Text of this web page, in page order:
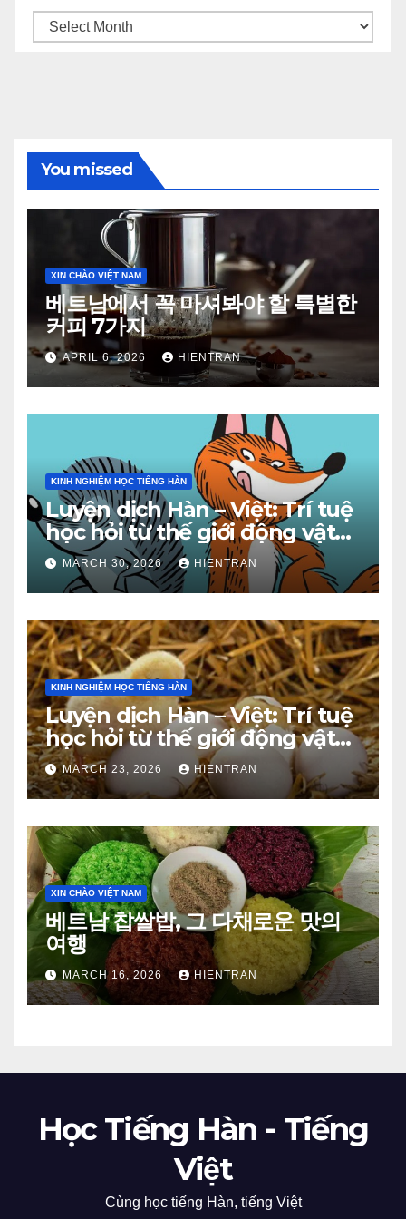
Archives
You missed
XIN CHÀO VIỆT NAM
베트남에서 꼭 마셔봐야 할 특별한
커피 7가지
APRIL 6, 2026 HIENTRAN
KINH NGHIỆM HỌC TIẾNG HÀN
Luyện dịch Hàn – Việt: Trí tuệ
học hỏi từ thế giới động vật
(Phần 2)
MARCH 30, 2026 HIENTRAN
KINH NGHIỆM HỌC TIẾNG HÀN
Luyện dịch Hàn – Việt: Trí tuệ
học hỏi từ thế giới động vật
(Phần 1)
MARCH 23, 2026 HIENTRAN
XIN CHÀO VIỆT NAM
베트남 찹쌀밥, 그 다채로운 맛의
여행
MARCH 16, 2026 HIENTRAN
Học Tiếng Hàn - Tiếng
Việt
Cùng học tiếng Hàn, tiếng Việt